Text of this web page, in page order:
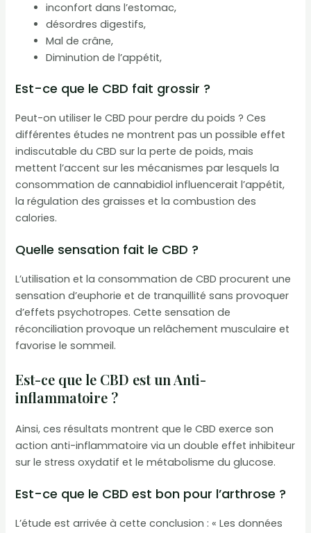
inconfort dans l’estomac,
désordres digestifs,
Mal de crâne,
Diminution de l’appétit,
Est-ce que le CBD fait grossir ?
Peut-on utiliser le CBD pour perdre du poids ? Ces
différentes études ne montrent pas un possible effet
indiscutable du CBD sur la perte de poids, mais
mettent l’accent sur les mécanismes par lesquels la
consommation de cannabidiol influencerait l’appétit,
la régulation des graisses et la combustion des
calories.
Quelle sensation fait le CBD ?
L’utilisation et la consommation de CBD procurent une
sensation d’euphorie et de tranquillité sans provoquer
d’effets psychotropes. Cette sensation de
réconciliation provoque un relâchement musculaire et
favorise le sommeil.
Est-ce que le CBD est un Anti-
inflammatoire ?
Ainsi, ces résultats montrent que le CBD exerce son
action anti-inflammatoire via un double effet inhibiteur
sur le stress oxydatif et le métabolisme du glucose.
Est-ce que le CBD est bon pour l’arthrose ?
L’étude est arrivée à cette conclusion : « Les données